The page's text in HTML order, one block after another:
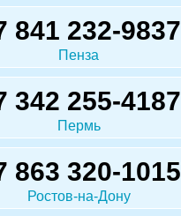
841 232-9837
Пенза
342 255-4187
Пермь
863 320-1015
Ростов-на-Дону